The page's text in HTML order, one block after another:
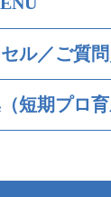
ル／ご質
短期プロ育